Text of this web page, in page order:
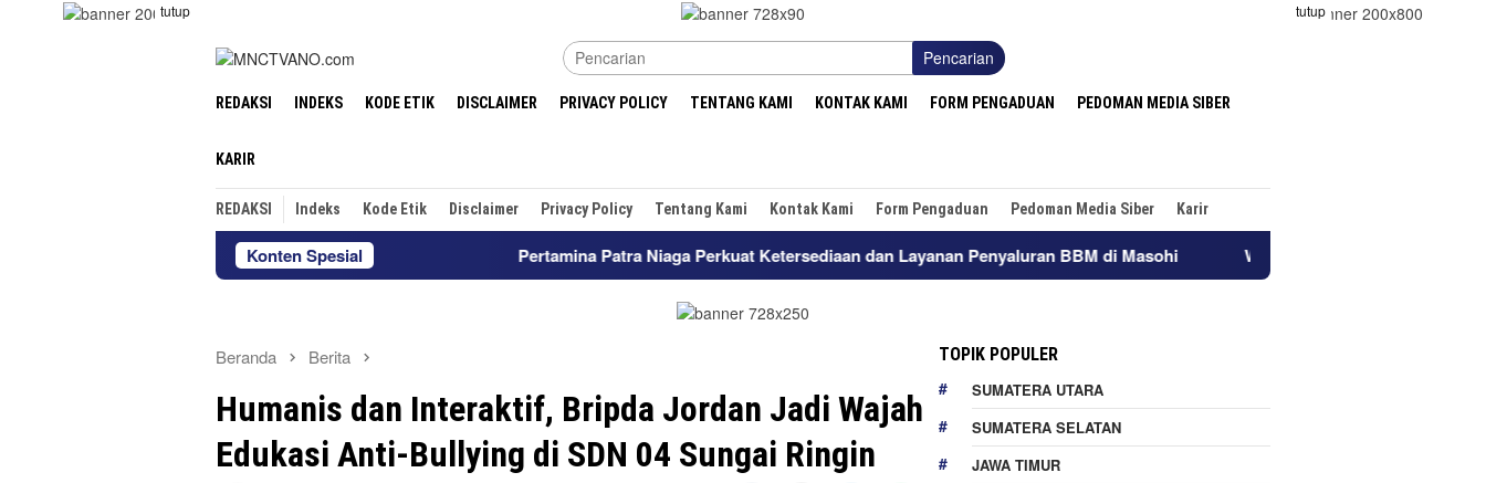
tutup tutup
Pencarian
REDAKSI INDEKS KODE ETIK DISCLAIMER PRIVACY POLICY TENTANG KAMI KONTAK KAMI FORM PENGADUAN PEDOMAN MEDIA SIBER
KARIR
REDAKSI Indeks Kode Etik Disclaimer Privacy Policy Tentang Kami Kontak Kami Form Pengaduan Pedoman Media Siber Karir
Konten Spesial Pertamina Patra Niaga Perkuat Ketersediaan dan Layanan Penyaluran BBM di Masohi Wujudkan Budaya Pelayanan
Beranda Berita
Humanis dan Interaktif, Bripda Jordan Jadi Wajah
Edukasi Anti-Bullying di SDN 04 Sungai Ringin
TOPIK POPULER
SUMATERA UTARA
SUMATERA SELATAN
JAWA TIMUR